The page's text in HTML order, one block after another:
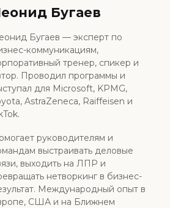
Бугаев
Бугаев — эксперт по
коммуникациям,
тренер, спикер и
Проводил программы и
для Microsoft, KPMG,
AstraZeneca, Raiffeisen и
руководителям и
выстраивать деловые
выходить на ЛПР и
нетворкинг в бизнес-
Международный опыт в
США и на Ближнем